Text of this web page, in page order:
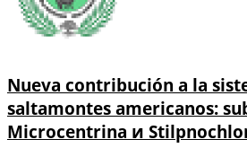
Nueva contribución a la
saltamontes americanos:
Microcentrina и